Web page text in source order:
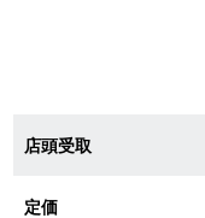
ภาษาไทย
店頭受取
定価